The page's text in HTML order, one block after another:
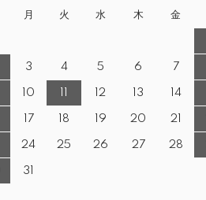
月 火 水 木 金
3 4 5 6 7
10 12 13 14
17 18 19 20 21
24 25 26 27 28
31